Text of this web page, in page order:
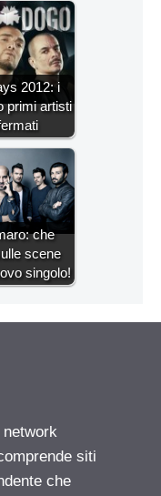
2012: i
primi artisti
che
scene
singolo!
network
siti
che